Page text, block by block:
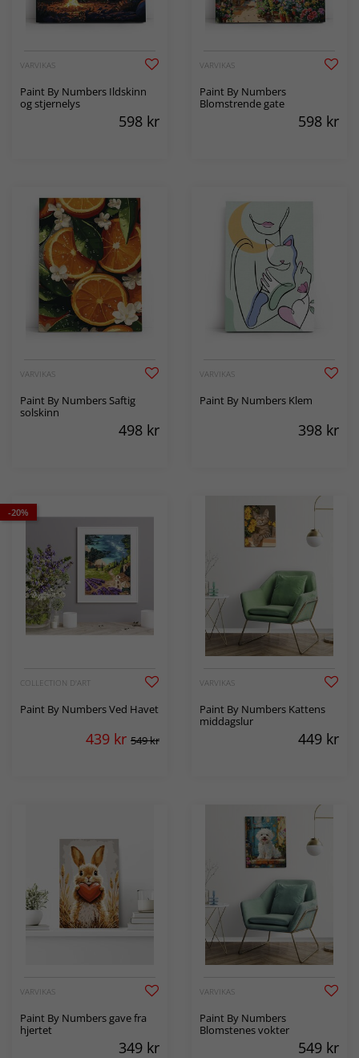
VARVIKAS
Paint By Numbers Ildskinn
og stjernelys
598 kr
VARVIKAS
Paint By Numbers
Blomstrende gate
598 kr
VARVIKAS
Paint By Numbers Saftig
solskinn
498 kr
VARVIKAS
Paint By Numbers Klem
398 kr
-20%
COLLECTION D'ART
Paint By Numbers Ved Havet
439 kr 549 kr
VARVIKAS
Paint By Numbers Kattens
middagslur
449 kr
VARVIKAS
Paint By Numbers gave fra
hjertet
349 kr
VARVIKAS
Paint By Numbers
Blomstenes vokter
549 kr